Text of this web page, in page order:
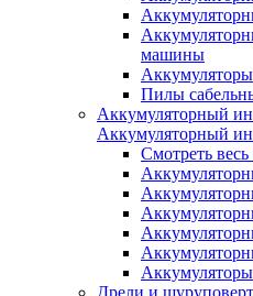
машины
Аккумуляторы
Пилы
Аккумуляторный
Аккумуляторный
Смотреть весь
Аккумуляторы
Дрели и